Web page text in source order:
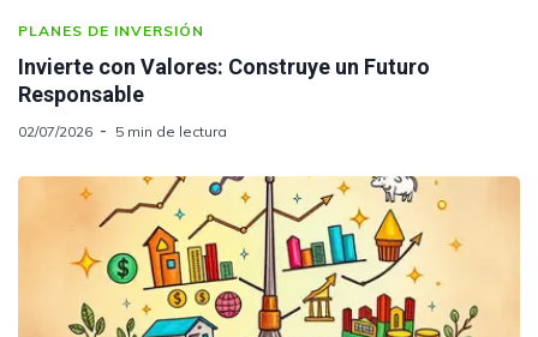
PLANES DE INVERSIÓN
Invierte con Valores: Construye un Futuro
Responsable
02/07/2026 5 min de lectura